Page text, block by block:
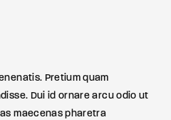
Pretium quam
Dui id ornare arcu odio ut
maecenas pharetra